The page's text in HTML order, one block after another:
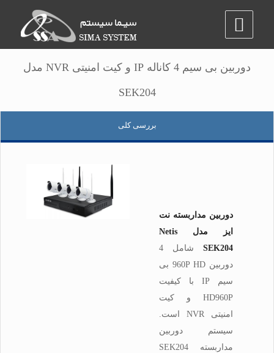
دوربین بی سیم 4 کاناله IP و کیت امنیتی NVR مدل
SEK204
بررسی کلی
دوربین مداربسته نت
ایز
مدل Netis
SEK204
شامل 4
دوربین 960P HD بی
سیم IP با کیفیت
HD960P و کیت
امنیتی NVR است.
سیستم دوربین
مداربسته SEK204